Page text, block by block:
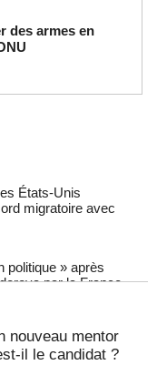
des armes en
États-Unis
migratoire avec
par la France
en quête de
nouveau mentor
il le candidat ?